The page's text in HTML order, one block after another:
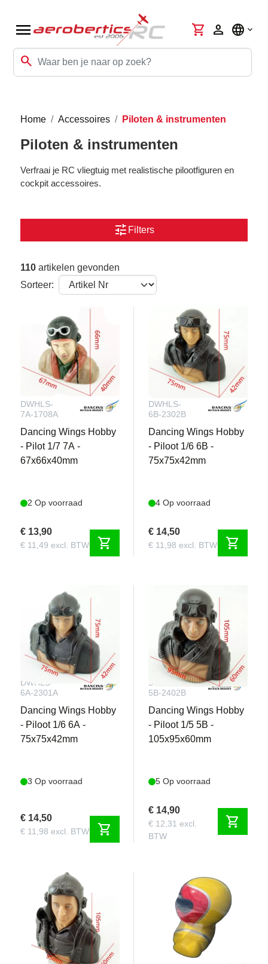
menu
search
shopping_cart person language
Home Accessoires Piloten & instrumenten
Piloten & instrumenten
Verfraai je RC vliegtuig met realistische pilootfiguren en
cockpit accessoires.
tune Filters
110 artikelen gevonden
Sorteer:
DWHLS-
7A-1708A
Dancing Wings Hobby
- Pilot 1/7 7A -
67x66x40mm
2 Op voorraad
€ 13,90
€ 11,49 excl. BTW shopping_cart
DWHLS-
6B-2302B
Dancing Wings Hobby
- Piloot 1/6 6B -
75x75x42mm
4 Op voorraad
€ 14,50
€ 11,98 excl. BTW shopping_cart
DWHLS-
6A-2301A
Dancing Wings Hobby
- Piloot 1/6 6A -
75x75x42mm
3 Op voorraad
€ 14,50
€ 11,98 excl. BTW shopping_cart
DWHLS-
5B-2402B
Dancing Wings Hobby
- Piloot 1/5 5B -
105x95x60mm
5 Op voorraad
€ 14,90
€ 12,31 excl.
BTW
shopping_cart